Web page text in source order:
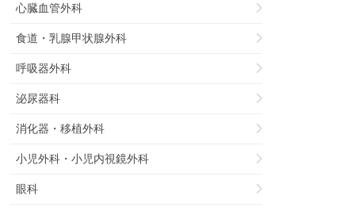
心臓血管外科
食道・乳腺甲状腺外科
呼吸器外科
泌尿器科
消化器・移植外科
小児外科・小児内視鏡外科
眼科